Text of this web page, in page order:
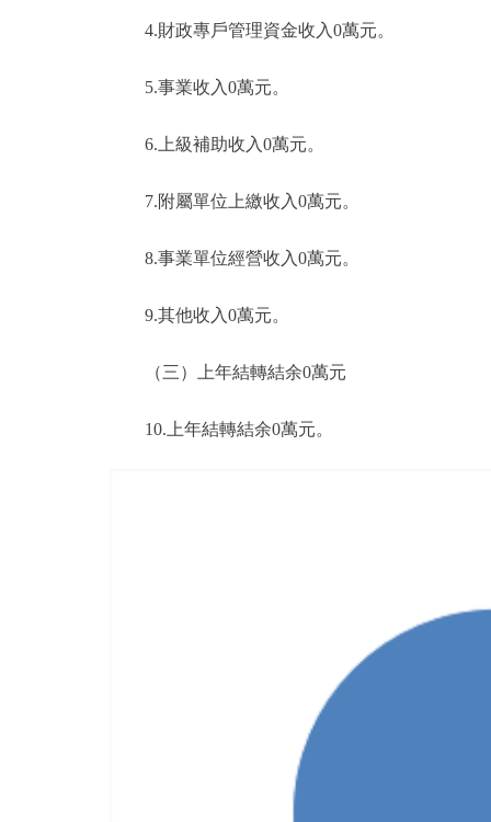
4.財政專戶管理資金收入0萬元。
5.事業收入0萬元。
6.上級補助收入0萬元。
7.附屬單位上繳收入0萬元。
8.事業單位經營收入0萬元。
9.其他收入0萬元。
（三）上年結轉結余0萬元
10.上年結轉結余0萬元。